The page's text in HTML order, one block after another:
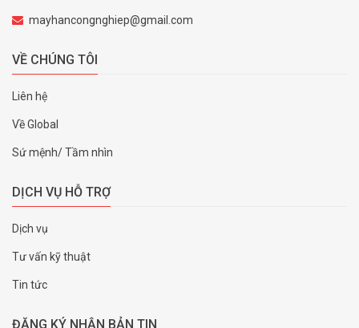
mayhancongnghiep@gmail.com
VỀ CHÚNG TÔI
Liên hệ
Về Global
Sứ mệnh/ Tầm nhìn
DỊCH VỤ HỖ TRỢ
Dịch vụ
Tư vấn kỹ thuật
Tin tức
ĐĂNG KÝ NHẬN BẢN TIN